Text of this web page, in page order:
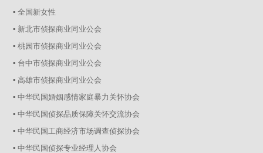
▪ 全国新女性
▪ 新北市侦探商业同业公会
▪ 桃园市侦探商业同业公会
▪ 台中市侦探商业同业公会
▪ 高雄市侦探商业同业公会
▪ 中华民国婚姻感情家庭暴力关怀协会
▪ 中华民国侦探品质保障关怀交流协会
▪ 中华民国工商经济市场调查侦探协会
▪ 中华民国侦探专业经理人协会